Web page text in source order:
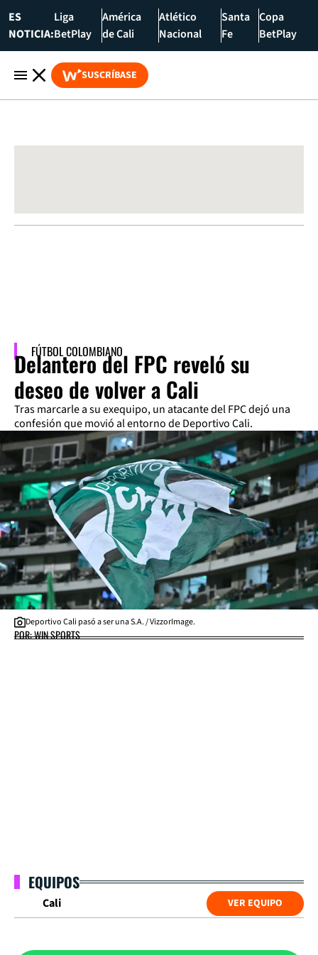
ES
NOTICIA:
Liga
BetPlay
América
de Cali
Atlético
Nacional
Santa
Fe
Copa
BetPlay
SUSCRÍBASE
FÚTBOL COLOMBIANO
Delantero del FPC reveló su
deseo de volver a Cali
Tras marcarle a su exequipo, un atacante del FPC dejó una
confesión que movió al entorno de Deportivo Cali.
Deportivo Cali pasó a ser una S.A. / VizzorImage.
POR: WIN SPORTS
EQUIPOS
Cali VER EQUIPO